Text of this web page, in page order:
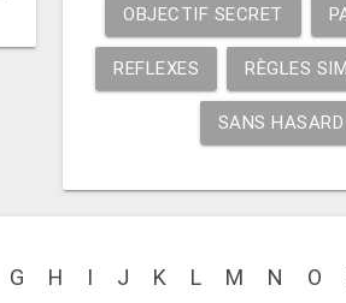
OBJECTIF SECRET
REFLEXES RÈGLES
SANS HASARD
G H I J K L M N O